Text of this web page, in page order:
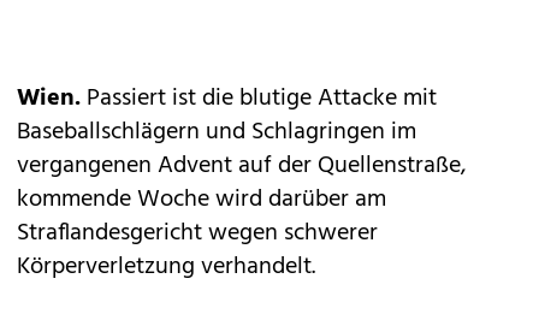
Wien.Passiert ist die blutige Attacke mit
Baseballschlägern und Schlagringen im
vergangenen Advent auf der Quellenstraße,
kommende Woche wird darüber am
Straflandesgericht wegen schwerer
Körperverletzung verhandelt.